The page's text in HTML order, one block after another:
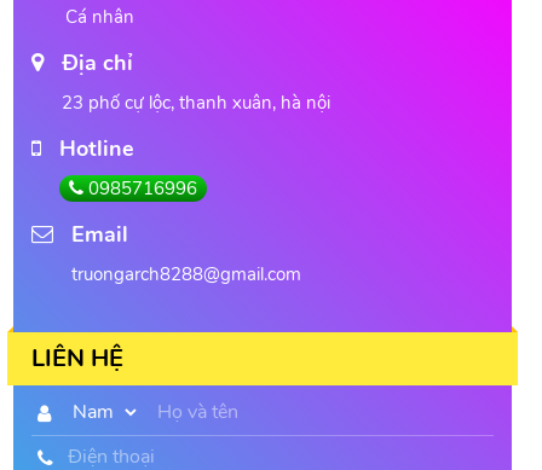
Cá nhân
Địa chỉ
23 phố cự lộc, thanh xuân, hà nội
Hotline
0985716996
Email
truongarch8288@gmail.com
LIÊN HỆ